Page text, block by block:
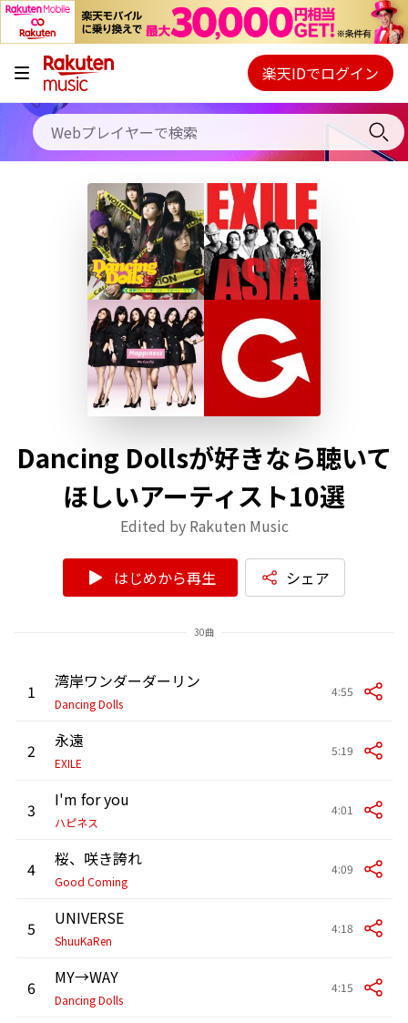
キャンペーン
料金プラン
使い方
初回30日間無料お試し
Webプレイヤー
ご契約内容の確認・変更
楽天IDでログイン
Dancing Dollsが好きなら聴いて
ほしいアーティスト10選
Edited by Rakuten Music
はじめから再生 シェア
30曲
1 湾岸ワンダーダーリン
Dancing Dolls
4:55
2 永遠
EXILE
5:19
3 I'm for you
ハピネス
4:01
4 桜、咲き誇れ
Good Coming
4:09
5 UNIVERSE
ShuuKaRen
4:18
6 MY→WAY
Dancing Dolls
4:15